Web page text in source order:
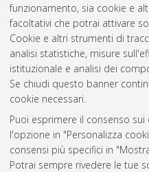
funzionamento, sia cookie e
facoltativi che potrai attivare
Cookie e altri strumenti di
analisi statistiche, misure
istituzionale e analisi dei
Se chiudi questo banner
cookie necessari.
Puoi esprimere il consenso
l'opzione in "Personalizza
consensi più specifici in
Potrai sempre rivedere le tue
Altri
Gestione
Atom
Rss 1.0
Rss 2.0